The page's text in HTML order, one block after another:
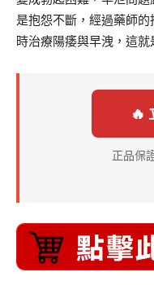
是抱怨不斷，經過藥師
時治療陽痿與早洩，這就
🔥
正品保